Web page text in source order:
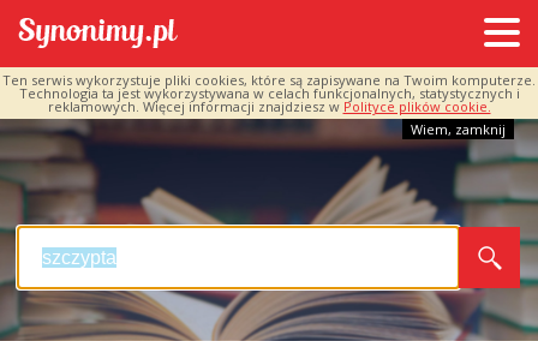
Ten serwis wykorzystuje pliki cookies, które są zapisywane na Twoim komputerze.
Technologia ta jest wykorzystywana w celach funkcjonalnych, statystycznych i
reklamowych. Więcej informacji znajdziesz w Polityce plików cookie.
Wiem, zamknij